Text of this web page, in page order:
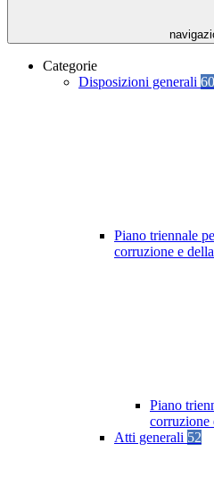
Categorie
Disposizioni generali 60
Piano triennale
corruzione e
Piano
corruzione
Atti generali 52